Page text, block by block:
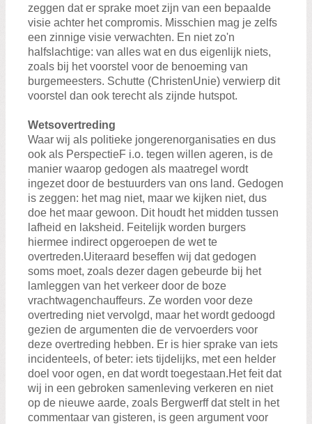
zeggen dat er sprake moet zijn van een bepaalde
visie achter het compromis. Misschien mag je zelfs
een zinnige visie verwachten. En niet zo'n
halfslachtige: van alles wat en dus eigenlijk niets,
zoals bij het voorstel voor de benoeming van
burgemeesters. Schutte (ChristenUnie) verwierp dit
voorstel dan ook terecht als zijnde hutspot.
Wetsovertreding
Waar wij als politieke jongerenorganisaties en dus
ook als PerspectieF i.o. tegen willen ageren, is de
manier waarop gedogen als maatregel wordt
ingezet door de bestuurders van ons land. Gedogen
is zeggen: het mag niet, maar we kijken niet, dus
doe het maar gewoon. Dit houdt het midden tussen
lafheid en laksheid. Feitelijk worden burgers
hiermee indirect opgeroepen de wet te
overtreden.Uiteraard beseffen wij dat gedogen
soms moet, zoals dezer dagen gebeurde bij het
lamleggen van het verkeer door de boze
vrachtwagenchauffeurs. Ze worden voor deze
overtreding niet vervolgd, maar het wordt gedoogd
gezien de argumenten die de vervoerders voor
deze overtreding hebben. Er is hier sprake van iets
incidenteels, of beter: iets tijdelijks, met een helder
doel voor ogen, en dat wordt toegestaan.Het feit dat
wij in een gebroken samenleving verkeren en niet
op de nieuwe aarde, zoals Bergwerff dat stelt in het
commentaar van gisteren, is geen argument voor